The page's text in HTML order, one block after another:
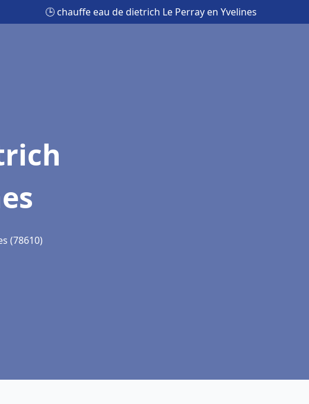
🕒 chauffe eau de dietrich Le Perray en Yvelines
(78610)